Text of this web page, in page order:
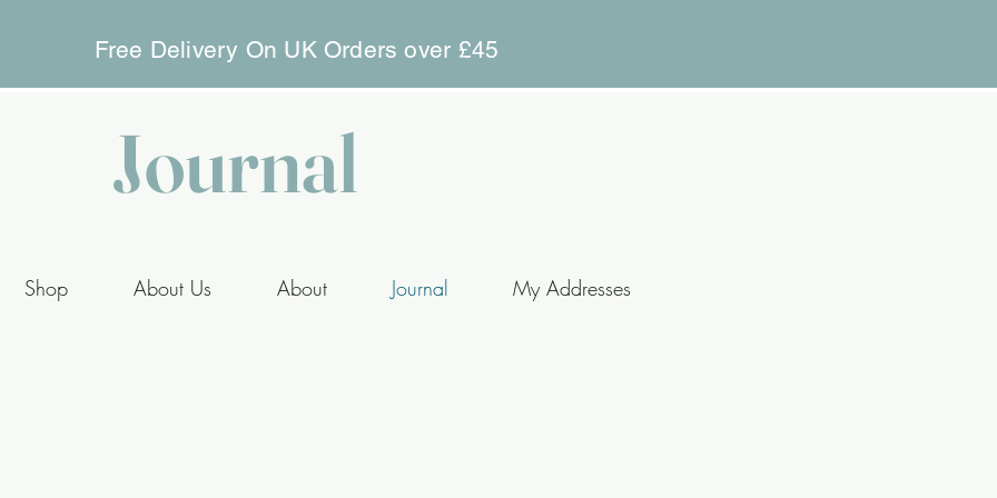
Free Delivery On UK Orders over £45
Journal
Shop About Us About Journal My Addresses